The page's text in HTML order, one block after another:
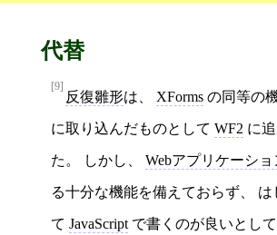
代替
[9]
反復雛形は、 XForms の同等の
に取り込んだものとして WF2 に
た。 しかし、 Webアプリケーショ
る十分な機能を備えておらず、
て JavaScript で書くのが良いとして